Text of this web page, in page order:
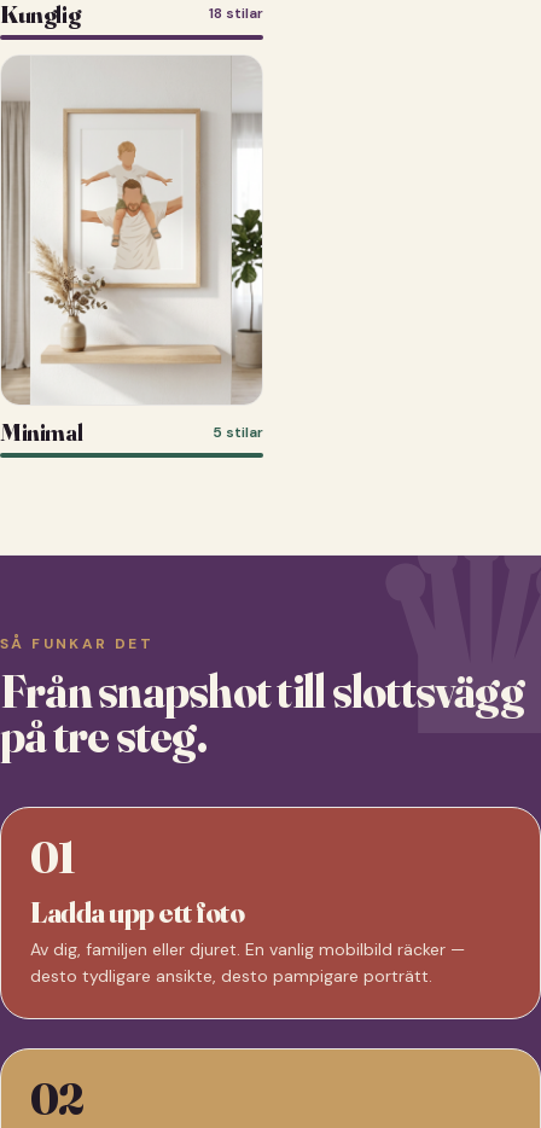
Kunglig 18 stilar
Minimal 5 stilar
SÅ FUNKAR DET
Från snapshot till slottsvägg
på tre steg.
01
Ladda upp ett foto
Av dig, familjen eller djuret. En vanlig mobilbild räcker —
desto tydligare ansikte, desto pampigare porträtt.
02